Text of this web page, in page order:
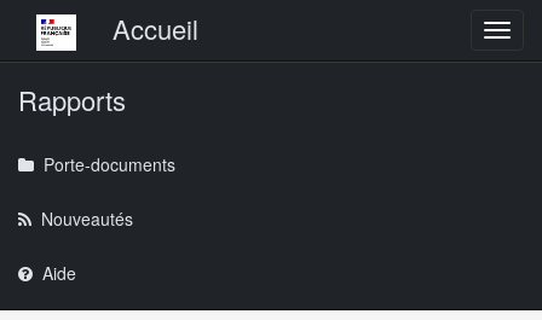
Menu principalAccueil
Rapports
Porte-documents
Nouveautés
Aide